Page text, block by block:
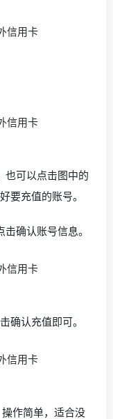
也可以点击图中的
要充值的账号。
确认账号信息。
确认充值即可。
作简单，适合没